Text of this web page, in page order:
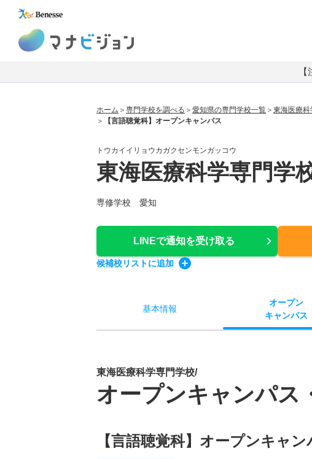
ホーム 専門学校を調べる 愛知県の専門学校一覧 東海医療科
【言語聴覚科】オープンキャンパス
トウカイイリョウカガクセンモンガッコウ
東海医療科学専門学
専修学校 愛知
LINEで通知を受け取る
候補校リストに追加
基本情報
オープン
キャンパス
東海医療科学専門学校/
オープンキャンパス
【言語聴覚科】オープンキャン